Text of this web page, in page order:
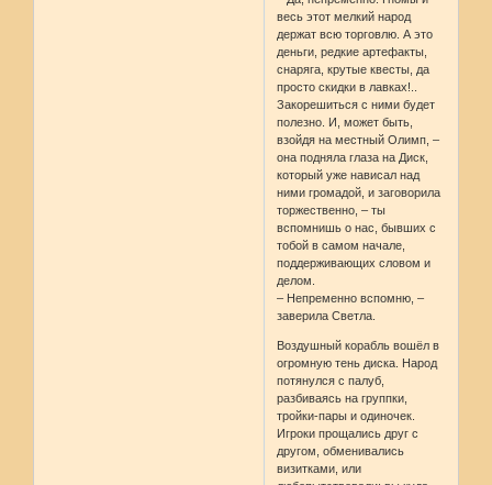
весь этот мелкий народ
держат всю торговлю. А это
деньги, редкие артефакты,
снаряга, крутые квесты, да
просто скидки в лавках!..
Закорешиться с ними будет
полезно. И, может быть,
взойдя на местный Олимп, –
она подняла глаза на Диск,
который уже нависал над
ними громадой, и заговорила
торжественно, – ты
вспомнишь о нас, бывших с
тобой в самом начале,
поддерживающих словом и
делом.
– Непременно вспомню, –
заверила Светла.
Воздушный корабль вошёл в
огромную тень диска. Народ
потянулся с палуб,
разбиваясь на группки,
тройки-пары и одиночек.
Игроки прощались друг с
другом, обменивались
визитками, или